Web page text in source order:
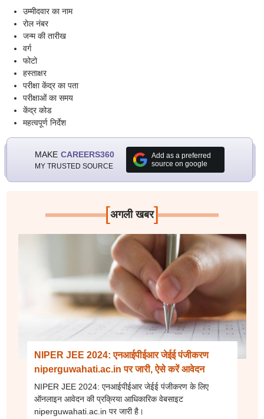
उम्मीदवार का नाम
रोल नंबर
जन्म की तारीख
वर्ग
फोटो
हस्ताक्षर
परीक्षा केंद्र का पता
परीक्षाओं का समय
केंद्र कोड
महत्वपूर्ण निर्देश
MAKE CAREERS360
MY TRUSTED SOURCE
Add as a preferred
source on google
[अगली खबर]
NIPER JEE 2024: एनआईपीईआर जेईई पंजीकरण
niperguwahati.ac.in पर जारी, ऐसे करें आवेदन
NIPER JEE 2024: एनआईपीईआर जेईई पंजीकरण के लिए
ऑनलाइन आवेदन की प्रक्रिया आधिकारिक वेबसाइट
niperguwahati.ac.in पर जारी है।